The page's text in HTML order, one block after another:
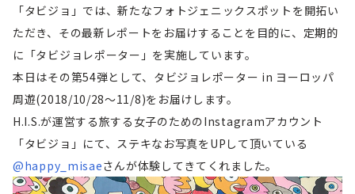
「タビジョ」では、新たなフォトジェニックスポットを開拓い
ただき、その最新レポートをお届けすることを目的に、定期的
に「タビジョレポーター」を実施しています。
本日はその第54弾として、タビジョレポーター in ヨーロッパ
周遊(2018/10/28～11/8)をお届けします。
H.I.S.が運営する旅する女子のためのInstagramアカウント
「タビジョ」にて、ステキなお写真をUPして頂いている
@happy_misaeさんが体験してきてくれました。